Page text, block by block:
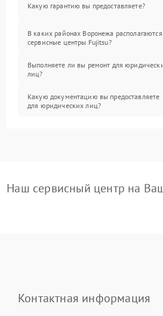
Какую гарантию вы предоставляете?
В каких районах Воронежа располагаются
сервисные центры Fujitsu?
Выполняете ли вы ремонт для
лиц?
Какую документацию вы предоставляете
для юридических лиц?
Наш сервисный центр на
Контактная информация